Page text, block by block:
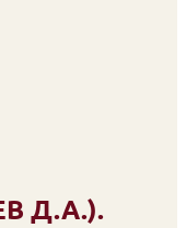
Д.А.).